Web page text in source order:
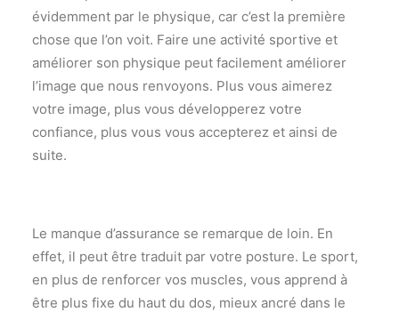
évidemment par le physique, car c’est la première
chose que l’on voit. Faire une activité sportive et
améliorer son physique peut facilement améliorer
l’image que nous renvoyons. Plus vous aimerez
votre image, plus vous développerez votre
confiance, plus vous vous accepterez et ainsi de
suite.
Le manque d’assurance se remarque de loin. En
effet, il peut être traduit par votre posture. Le sport,
en plus de renforcer vos muscles, vous apprend à
être plus fixe du haut du dos, mieux ancré dans le